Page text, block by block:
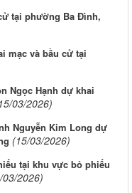
tại phường Ba Đình,
mạc và bầu cử tại
Ngọc Hạnh dự khai
03/2026)
Nguyễn Kim Long dự
(15/03/2026)
tại khu vực bỏ phiếu
03/2026)